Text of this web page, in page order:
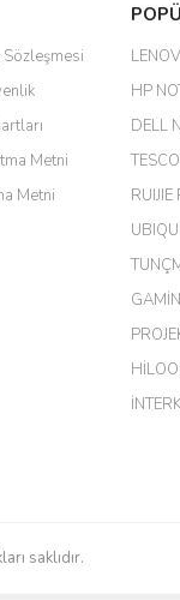
olsa daha hoş
çok kaliteli ürün
Sözleşmesi
Metni
Metni
HP
DELL
RUIJIE
saklıdır.